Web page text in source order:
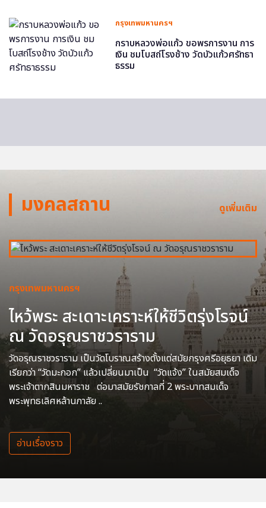
กรุงเทพมหานครฯ
กราบหลวงพ่อแก้ว ขอพรการงาน การ
เงิน ชมโบสถ์โรงช้าง วัดบัวแก้วศรัทธา
ธรรม
มงคลสถาน ดูเพิ่มเติม
กรุงเทพมหานครฯ
ไหว้พระ สะเดาะเคราะห์ให้ชีวิตรุ่งโรจน์
ณ วัดอรุณราชวราราม
วัดอรุณราชวราราม เป็นวัดโบราณสร้างตั้งแต่สมัยกรุงศรีอยุธยา เดิม
เรียกว่า “วัดมะกอก” แล้วเปลี่ยนมาเป็น “วัดแจ้ง” ในสมัยสมเด็จ
พระเจ้าตากสินมหาราช ต่อมาสมัยรัชกาลที่ 2 พระบาทสมเด็จ
พระพุทธเลิศหล้านภาลัย ..
อ่านเรื่องราว